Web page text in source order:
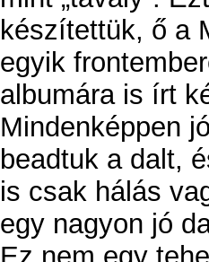
készítettük, ő a
egyik
albumára is írt
Mindenképpen
beadtuk a dalt,
is csak hálás
egy nagyon jó